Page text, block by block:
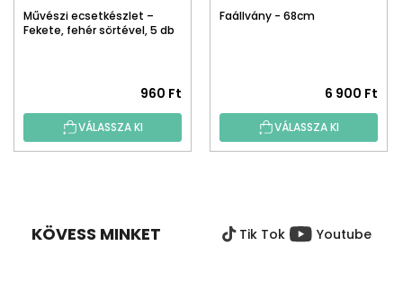
Művészi ecsetkészlet –
Fekete, fehér sörtével, 5 db
960 Ft
VÁLASSZA KI
Faállvány - 68cm
6 900 Ft
VÁLASSZA KI
KÖVESS MINKET Tik Tok Youtube